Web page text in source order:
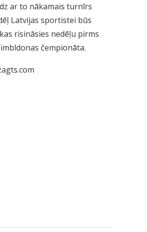
ar to nākamais turnīrs
Latvijas sportistei būs
risināsies nedēļu pirms
čempionāta.